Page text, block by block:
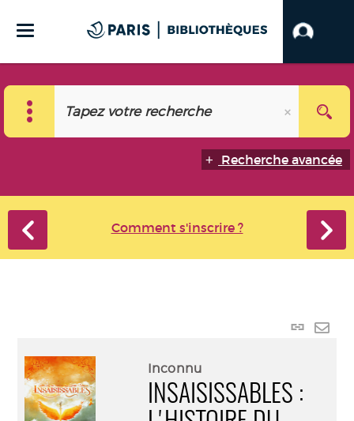
Recherche avancée
Comment s'inscrire ?
Lien
Inconnu
INSAISISSABLES :